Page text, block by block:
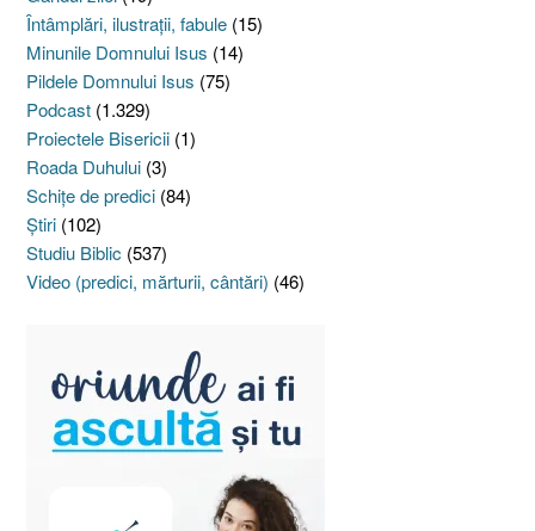
Întâmplări, ilustraţii, fabule (15)
Minunile Domnului Isus (14)
Pildele Domnului Isus (75)
Podcast (1.329)
Proiectele Bisericii (1)
Roada Duhului (3)
Schiţe de predici (84)
Ştiri (102)
Studiu Biblic (537)
Video (predici, mărturii, cântări) (46)